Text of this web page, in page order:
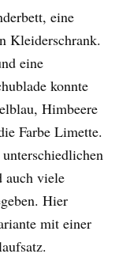
eine
Kleiderschrank.
eine
konnte
Himbeere
Farbe Limette.
auch viele
Hier
mit einer